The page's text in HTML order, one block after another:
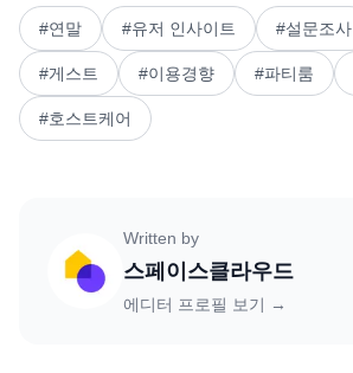
#연말 #유저 인사이트 #설문조사
#게스트 #이용경향 #파티룸
#호스트케어
Written by
스페이스클라우드
에디터 프로필 보기 →